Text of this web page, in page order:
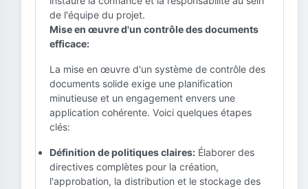
de l'équipe du projet.
Mise en œuvre d'un contrôle des documents
efficace:
La mise en œuvre d'un système de contrôle des
documents solide exige une planification
minutieuse et un engagement envers une
application cohérente. Voici quelques étapes
clés:
Définition de politiques claires: Élaborer des
directives complètes pour la création,
l'approbation, la distribution et le stockage des